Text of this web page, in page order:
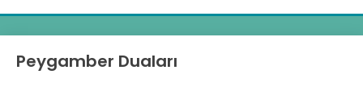
Peygamber Duaları